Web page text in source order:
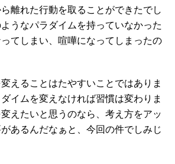
離れた行動を取ることができたでし
うなパラダイムを持っていなかった
てしまい、喧嘩になってしまったの
えることはたやすいことではありま
イムを変えなければ習慣は変わりま
えたいと思うのなら、考え方をアッ
あるんだなぁと、今回の件でしみじ